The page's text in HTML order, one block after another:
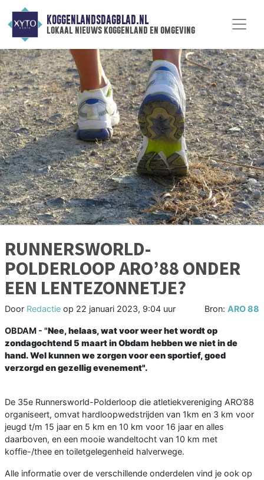
KOGGENLANDSDAGBLAD.NL
lokaal nieuws koggenland en omgeving
RUNNERSWORLD-
POLDERLOOP ARO’88 ONDER
EEN LENTEZONNETJE?
Door Redactie op 22 januari 2023, 9:04 uur Bron: ARO 88
OBDAM - "Nee, helaas, wat voor weer het wordt op
zondagochtend 5 maart in Obdam hebben we niet in de
hand. Wel kunnen we zorgen voor een sportief, goed
verzorgd en gezellig evenement".
De 35e Runnersworld-Polderloop die atletiekvereniging ARO’88
organiseert, omvat hardloopwedstrijden van 1km en 3 km voor
jeugd t/m 15 jaar en 5 km en 10 km voor 16 jaar en alles
daarboven, en een mooie wandeltocht van 10 km met
koffie-/thee en toiletgelegenheid halverwege.
Alle informatie over de verschillende onderdelen vind je ook op